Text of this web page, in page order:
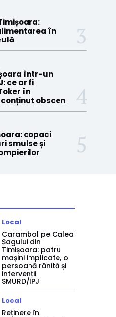
în
într-un
ce ar fi
în
obscen
copaci
smulse și
Local
Carambol pe Calea
Șagului din
Timișoara: patru
mașini implicate, o
persoană rănită și
intervenții
SMURD/IPJ
Local
Reținere în